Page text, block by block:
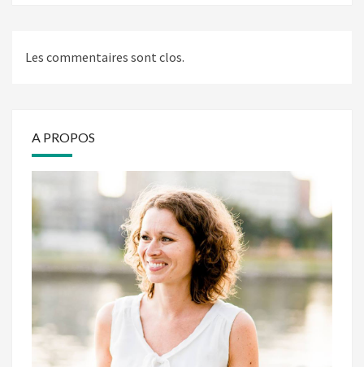
Les commentaires sont clos.
A PROPOS